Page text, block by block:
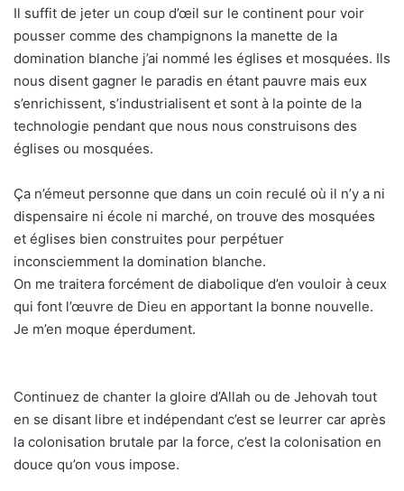
Il suffit de jeter un coup d’œil sur le continent pour voir
pousser comme des champignons la manette de la
domination blanche j’ai nommé les églises et mosquées. Ils
nous disent gagner le paradis en étant pauvre mais eux
s’enrichissent, s’industrialisent et sont à la pointe de la
technologie pendant que nous nous construisons des
églises ou mosquées.
Ça n’émeut personne que dans un coin reculé où il n’y a ni
dispensaire ni école ni marché, on trouve des mosquées
et églises bien construites pour perpétuer
inconsciemment la domination blanche.
On me traitera forcément de diabolique d’en vouloir à ceux
qui font l’œuvre de Dieu en apportant la bonne nouvelle.
Je m’en moque éperdument.
Continuez de chanter la gloire d’Allah ou de Jehovah tout
en se disant libre et indépendant c’est se leurrer car après
la colonisation brutale par la force, c’est la colonisation en
douce qu’on vous impose.